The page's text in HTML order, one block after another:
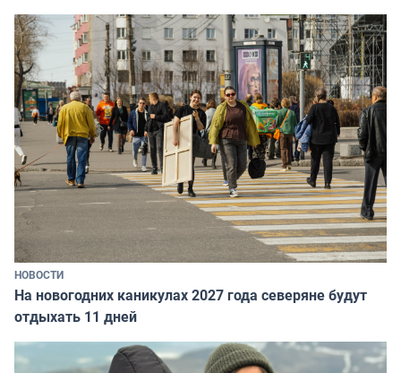
НОВОСТИ
На новогодних каникулах 2027 года северяне будут
отдыхать 11 дней